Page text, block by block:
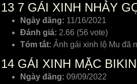
13 7 GÁI XINH NHẢY
Ngày đăng: 11/16/2021
Đánh giá: 2.66 (56 vote)
Tóm tắt: Ảnh gái xinh lộ Mu đã
14 GÁI XINH MẶC
Ngày đăng: 09/09/2022